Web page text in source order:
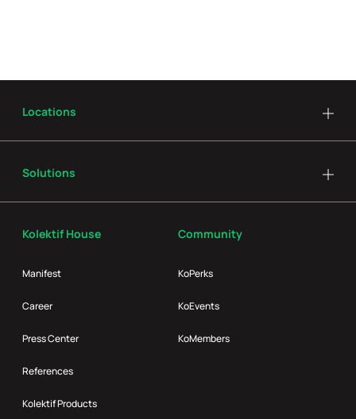
Kolektif House
Manifest
Career
Press Center
References
Kolektif Products
Community
KoPerks
KoEvents
KoMembers
Locations
Solutions